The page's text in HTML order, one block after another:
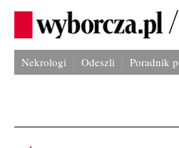
Nekrologi Odeszli Poradnik